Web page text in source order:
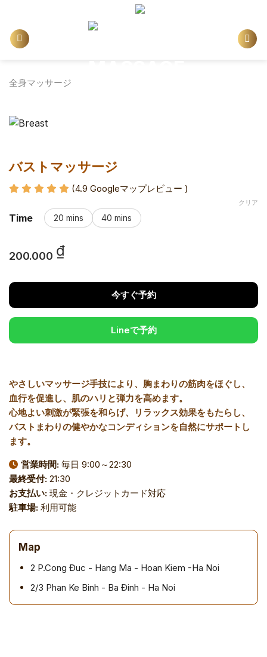
content
全身マッサージ
バストマッサージ
(4.9 Googleマップレビュー )
Time 20 mins 40 mins
クリア
200.000 ₫
今すぐ予約
Lineで予約
やさしいマッサージ手技により、胸まわりの筋肉をほぐし、
血行を促進し、肌のハリと弾力を高めます。
心地よい刺激が緊張を和らげ、リラックス効果をもたらし、
バストまわりの健やかなコンディションを自然にサポートし
ます。
営業時間: 毎日 9:00～22:30
最終受付: 21:30
お支払い: 現金・クレジットカード対応
駐車場: 利用可能
Map
2 P.Cong Đuc - Hang Ma - Hoan Kiem -Ha Noi
2/3 Phan Ke Binh - Ba Đinh - Ha Noi